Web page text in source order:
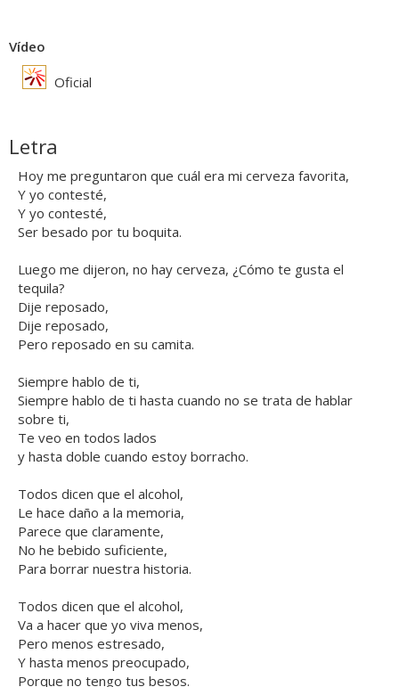
Vídeo
Oficial
Letra
Hoy me preguntaron que cuál era mi cerveza favorita,
Y yo contesté,
Y yo contesté,
Ser besado por tu boquita.
Luego me dijeron, no hay cerveza, ¿Cómo te gusta el
tequila?
Dije reposado,
Dije reposado,
Pero reposado en su camita.
Siempre hablo de ti,
Siempre hablo de ti hasta cuando no se trata de hablar
sobre ti,
Te veo en todos lados
y hasta doble cuando estoy borracho.
Todos dicen que el alcohol,
Le hace daño a la memoria,
Parece que claramente,
No he bebido suficiente,
Para borrar nuestra historia.
Todos dicen que el alcohol,
Va a hacer que yo viva menos,
Pero menos estresado,
Y hasta menos preocupado,
Porque no tengo tus besos.